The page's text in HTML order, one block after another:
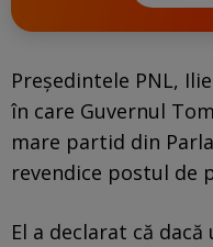
Președintele PNL,
în care Guvernul
mare partid din
revendice postul de
El a declarat că